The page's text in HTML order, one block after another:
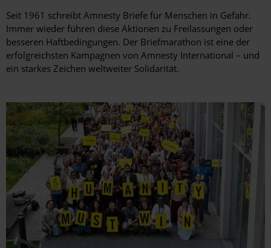
Seit 1961 schreibt Amnesty Briefe für Menschen in Gefahr.
Immer wieder führen diese Aktionen zu Freilassungen oder
besseren Haftbedingungen. Der Briefmarathon ist eine der
erfolgreichsten Kampagnen von Amnesty International – und
ein starkes Zeichen weltweiter Solidarität.